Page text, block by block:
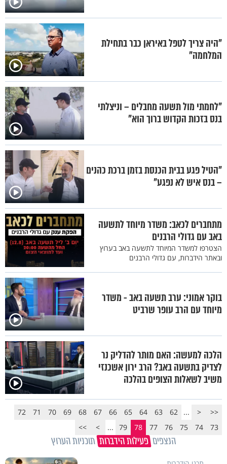
"היה צריך לטפל באיראן כבר בתחילת
המלחמה"
"לחמתי מול תשעה מחבלים – וניצלתי
בנס בזכות הקדוש ברוך הוא"
"הטיל פגע בבית הכנסת בזמן ברכת כהנים
– בנס איש לא נפגע"
מתחברים לכאב: משדר מיוחד לתשעה
באב עם גדולי הרבנים
הצטרפו למשדר המיוחד לתשעה באב בערוץ
ובאתר הידברות, עם גדולי הרבנים
בוקר אמוני: ערב תשעה באב - משדר
מיוחד עם הרב עופר שרביט
הלכה למעשה: האם מותר להדליק נר
לצדיק בתשעה באב? הרב ירון אשכנזי
משיב לשאלות הצופים בהלכה
<<
<
...
62
63
64
65
66
67
68
69
70
71
72
73
74
75
76
77
78
79
...
>
>>
הנצפים פעילות הידברות תוכניות הערוץ